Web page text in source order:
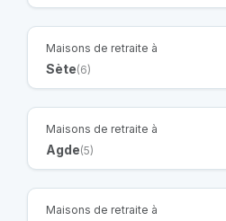
Maisons de retraite à
Sète(6)
Maisons de retraite à
Agde(5)
Maisons de retraite à